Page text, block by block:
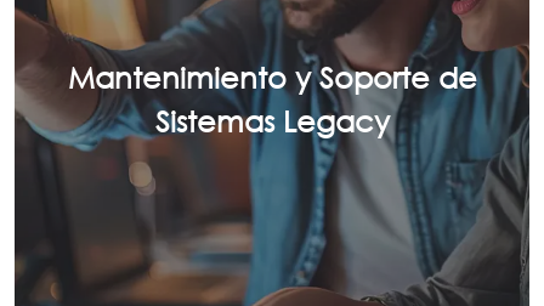
Mantenimiento y Soporte de
Sistemas Legacy